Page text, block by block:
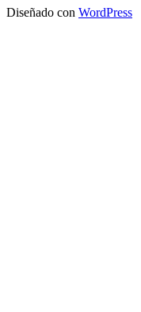
Diseñado con WordPress